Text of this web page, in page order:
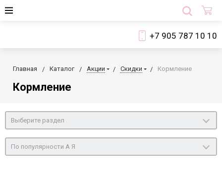
+7 905 787 10 10
Главная Каталог Акции Скидки Кормление
Кормление
Выберите раздел
По популярности А Я